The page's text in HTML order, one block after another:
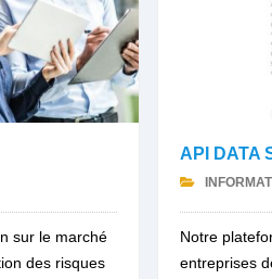
sur le marché
des risques
API DATA
Notre
entreprises